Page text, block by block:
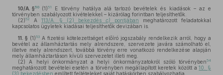
10/A. §50 (1)51
E törvény hatálya alá tartozó bevételek és kiadások – az e
törvényben szabályozott kivételekkel – kizárólag forintban teljesíthetők.
(2)52 A 113/A. § (2) bekezdés c) pontjában meghatározott feladatokkal
kapcsolatos ügyletek kiadásai teljesíthetők devizában is.
11. § (1)53 A fizetési kötelezettséget előíró jogszabály rendelkezik arról, hogy a
bevétel az államháztartás mely alrendszere, szervezete javára számolható el,
illetve mely alrendszert, továbbá törvény erre vonatkozó rendelkezése alapján
mely államháztartáson kívüli szervezetet illeti meg.
(2) A helyi önkormányzat a helyi önkormányzatokról szóló törvényben54
meghatározott bevételei esetén a törvényben megállapított keretek között a10. §
(3) bekezdésben említett feltételeket saját hatáskörben szabályozhatja.